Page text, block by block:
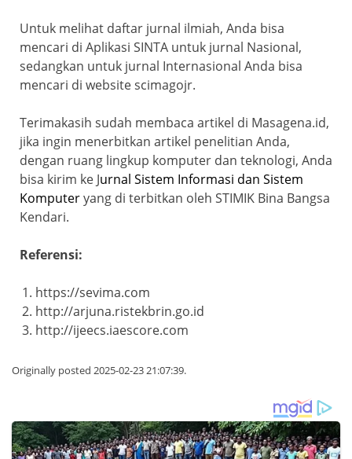
Untuk melihat daftar jurnal ilmiah, Anda bisa
mencari di Aplikasi SINTA untuk jurnal Nasional,
sedangkan untuk jurnal Internasional Anda bisa
mencari di website scimagojr.
Terimakasih sudah membaca artikel di Masagena.id,
jika ingin menerbitkan artikel penelitian Anda,
dengan ruang lingkup komputer dan teknologi, Anda
bisa kirim ke Jurnal Sistem Informasi dan Sistem
Komputeryang di terbitkan oleh STIMIK Bina Bangsa
Kendari.
Referensi:
https://sevima.com
http://arjuna.ristekbrin.go.id
http://ijeecs.iaescore.com
Originally posted 2025-02-23 21:07:39.